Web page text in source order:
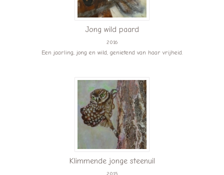
Jong wild paard
2016
Een jaarling, jong en wild, genietend van haar vrijheid.
Klimmende jonge steenuil